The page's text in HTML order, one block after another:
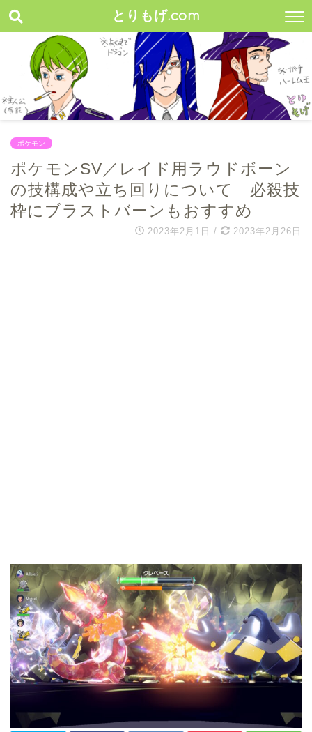
とりもげ.com
ポケモン
ポケモンSV／レイド用ラウドボーン
の技構成や立ち回りについて 必殺技
枠にブラストバーンもおすすめ
2023年2月1日 / 2023年2月26日